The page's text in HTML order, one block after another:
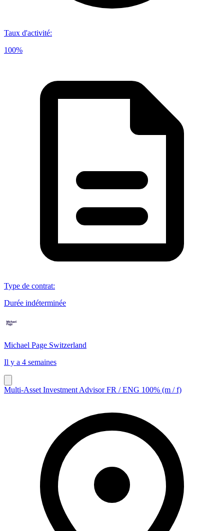
Taux d'activité:
100%
Type de contrat:
Durée indéterminée
Michael Page Switzerland
Il y a 4 semaines
Multi-Asset Investment Advisor FR / ENG 100% (m / f)